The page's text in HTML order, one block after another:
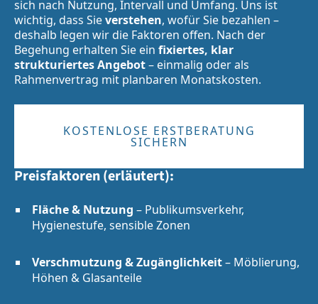
sich nach Nutzung, Intervall und Umfang. Uns ist
wichtig, dass Sieverstehen, wofür Sie bezahlen –
deshalb legen wir die Faktoren offen. Nach der
Begehung erhalten Sie ein fixiertes, klar
strukturiertes Angebot– einmalig oder als
Rahmenvertrag mit planbaren Monatskosten.
KOSTENLOSE ERSTBERATUNG
SICHERN
Preisfaktoren (erläutert):
Fläche & Nutzung – Publikumsverkehr,
Hygienestufe, sensible Zonen
Verschmutzung & Zugänglichkeit– Möblierung,
Höhen & Glasanteile